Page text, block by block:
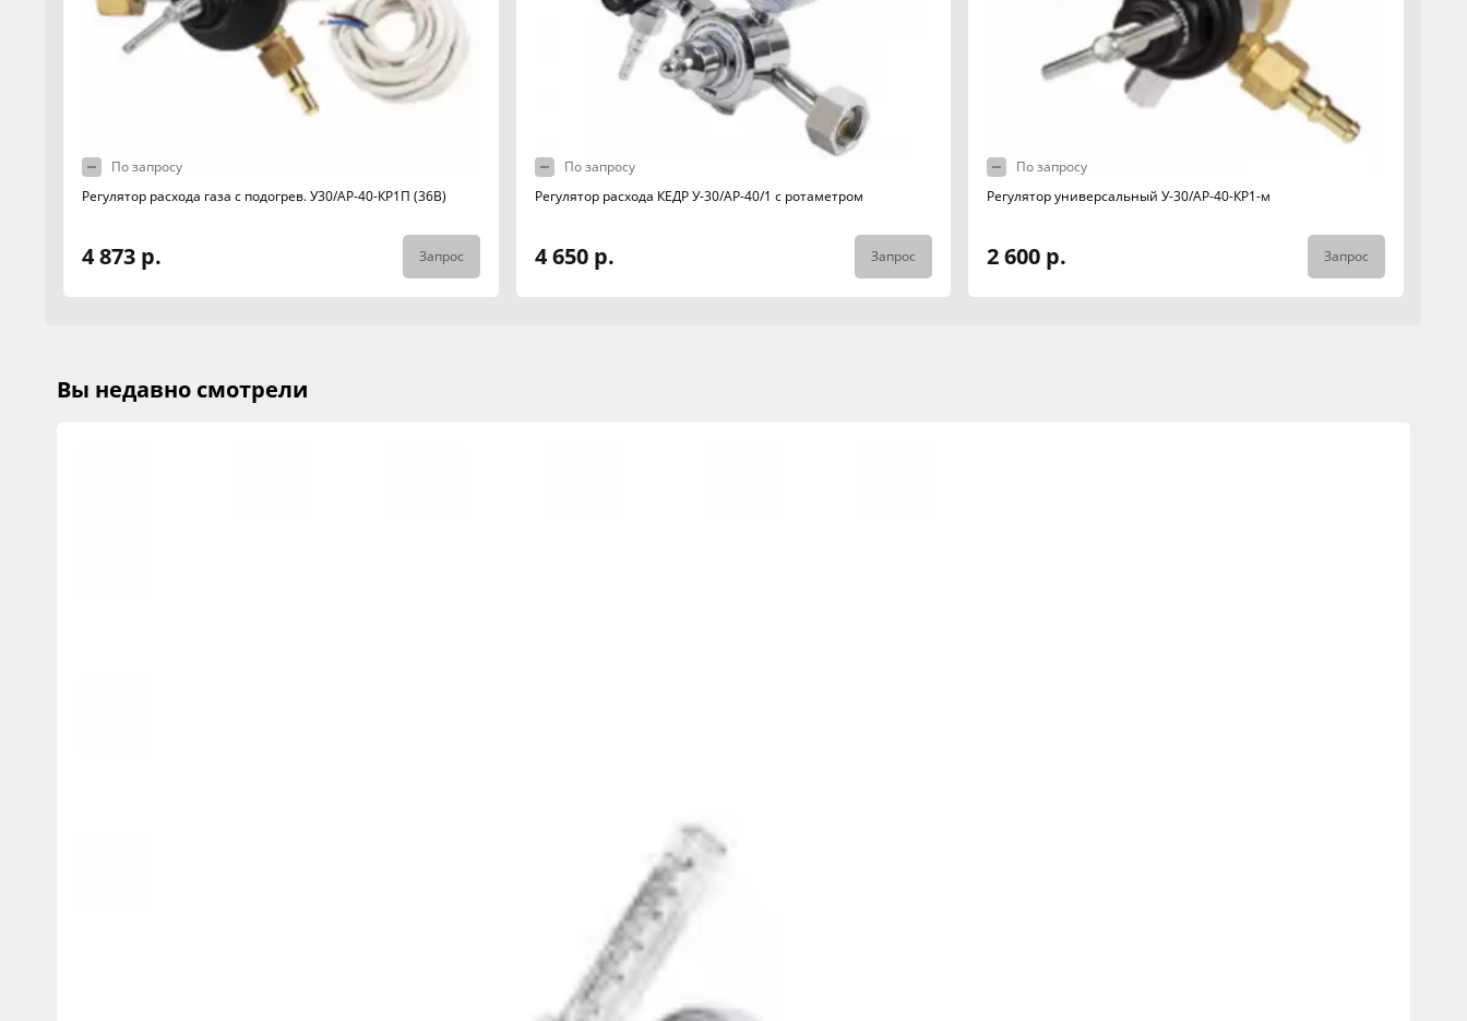
По запросу
Регулятор расхода газа с подогрев. У30/АР-40-КР1П (36В)
4 873 р. Запрос
По запросу
Регулятор расхода КЕДР У-30/АР-40/1 с ротаметром
4 650 р. Запрос
По запросу
Регулятор универсальный У-30/АР-40-КР1-м
2 600 р. Запрос
Вы недавно смотрели